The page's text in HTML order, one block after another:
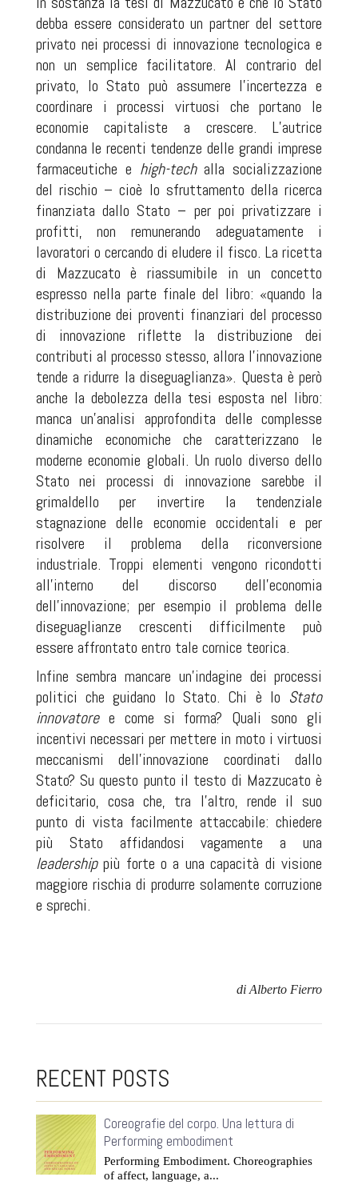
debba essere considerato un partner del settore
privato nei processi di innovazione tecnologica e
non un semplice facilitatore. Al contrario del
privato, lo Stato può assumere l’incertezza e
coordinare i processi virtuosi che portano le
economie capitaliste a crescere. L’autrice
condanna le recenti tendenze delle grandi imprese
farmaceutiche e high-techalla socializzazione
del rischio – cioè lo sfruttamento della ricerca
finanziata dallo Stato – per poi privatizzare i
profitti, non remunerando adeguatamente i
lavoratori o cercando di eludere il fisco. La ricetta
di Mazzucato è riassumibile in un concetto
espresso nella parte finale del libro: «quando la
distribuzione dei proventi finanziari del processo
di innovazione riflette la distribuzione dei
contributi al processo stesso, allora l’innovazione
tende a ridurre la diseguaglianza». Questa è però
anche la debolezza della tesi esposta nel libro:
manca un’analisi approfondita delle complesse
dinamiche economiche che caratterizzano le
moderne economie globali. Un ruolo diverso dello
Stato nei processi di innovazione sarebbe il
grimaldello per invertire la tendenziale
stagnazione delle economie occidentali e per
risolvere il problema della riconversione
industriale. Troppi elementi vengono ricondotti
all’interno del discorso dell’economia
dell’innovazione; per esempio il problema delle
diseguaglianze crescenti difficilmente può
essere affrontato entro tale cornice teorica.
Infine sembra mancare un’indagine dei processi
politici che guidano lo Stato. Chi è lo Stato
innovatoree come si forma? Quali sono gli
incentivi necessari per mettere in moto i virtuosi
meccanismi dell’innovazione coordinati dallo
Stato? Su questo punto il testo di Mazzucato è
deficitario, cosa che, tra l’altro, rende il suo
punto di vista facilmente attaccabile: chiedere
più Stato affidandosi vagamente a una
leadershippiù forte o a una capacità di visione
maggiore rischia di produrre solamente corruzione
e sprechi.
di Alberto Fierro
RECENT POSTS
Coreografie del corpo. Una lettura di
Performing embodiment
Performing Embodiment. Choreographies
of affect, language, a...